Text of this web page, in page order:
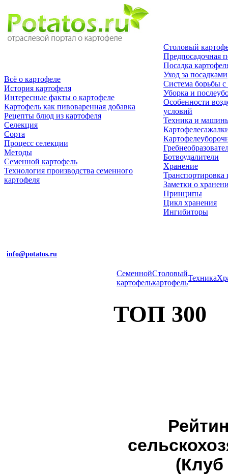
Всё о картофеле
История картофеля
Интересные факты о картофеле
Картофель как пивоваренная добавка
Рецепты блюд из картофеля
Селекция
Сорта
Процесс селекции
Методы
Семенной картофель
Технология производства семенного
картофеля
Столовый
Предпосадочная
Посадка
Уход за посадками
Система борьбы
Уборка и
Особенности
условий
Техника и
Ботвоудалители
Хранение
Транспортировка
Заметки о
Принципы
Цикл хранения
Ингибиторы
info@potatos.ru
Cеменной
картофель
Столовый
картофель
Техника
ТОП 300